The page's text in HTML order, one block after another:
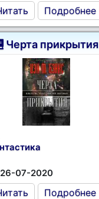
Подробнее
Черта прикрытия
26-07-2020
Подробнее